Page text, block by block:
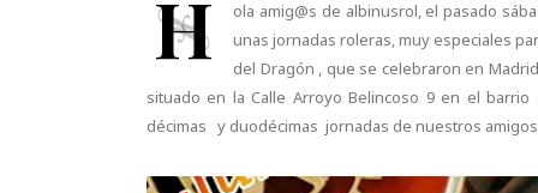
H
ola amig@s de albinusrol, el pasado
unas jornadas roleras, muy especiales
del Dragón , que se celebraron en
situado en la Calle Arroyo Belincoso 9 en el
décimas y duodécimas jornadas de nuestros